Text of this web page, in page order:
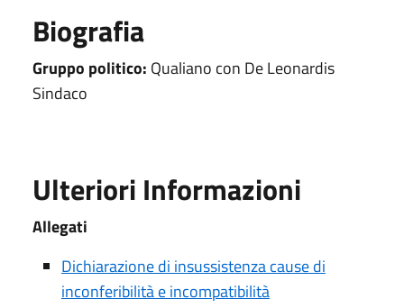
Biografia
Gruppo politico: Qualiano con De Leonardis
Sindaco
Ulteriori Informazioni
Allegati
Dichiarazione di insussistenza cause di
inconferibilità e incompatibilità